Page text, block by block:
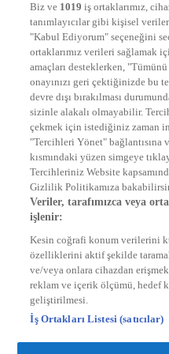
STAR
EURO STAR
KRAL POP TV
DYG Radyolar
NTV RADYO
KRAL FM
KRAL POP
EKSEN
VOYAGE
DYG Dijital
ntv.com.tr
ntvspor.net
secim.ntv.com.tr
startv.com.tr
kralmuzik.com.tr
Biz ve 1019 iş ortaklarımız,
tanımlayıcılar gibi kişisel
"Kabul Ediyorum" seçeneğini
ortaklarımız verileri sağlamak
amaçları desteklerken,
onayınızı geri çektiğinizde bu
devre dışı bırakılması
sizinle alakalı olmayabilir.
çekmek için istediğiniz zaman
"Tercihleri Yönet" bağlantısına
kısmındaki yüzen simgeye
Tercihleriniz Website
Gizlilik Politikamıza
Veriler, tarafımızca veya
işlenir:
Kesin coğrafi konum verilerini
özelliklerini aktif şekilde
ve/veya onlara cihazdan
reklam ve içerik ölçümü, hedef
geliştirilmesi.
İş Ortakları Listesi (satıcılar)